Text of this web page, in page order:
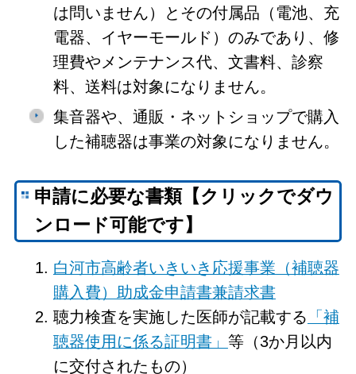
は問いません）とその付属品（電池、充
電器、イヤーモールド）のみであり、修
理費やメンテナンス代、文書料、診察
料、送料は対象になりません。
集音器や、通販・ネットショップで購入
した補聴器は事業の対象になりません。
申請に必要な書類【クリックでダウ
ンロード可能です】
白河市高齢者いきいき応援事業（補聴器
購入費）助成金申請書兼請求書
聴力検査を実施した医師が記載する 「補
聴器使用に係る証明書」 等（3か月以内
に交付されたもの）